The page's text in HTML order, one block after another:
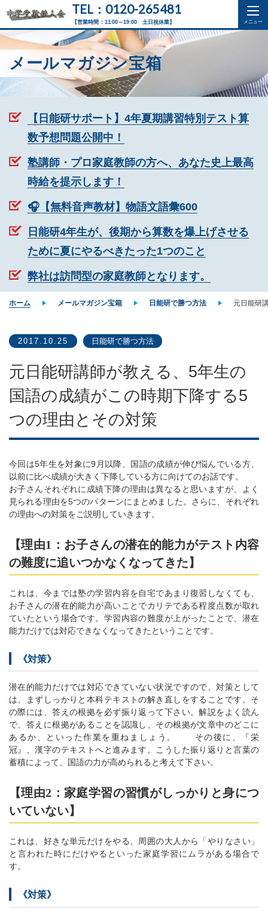
【営業時間：11:00～19:00 土日祝休業】
TEL：0120-265481
メールマガジン宝箱
【日能研サポート】4年夏期講習特別テスト算
数予想問題公開中！
塾講師・プロ家庭教師の方へ、あなた史上最高
時給を提示します！
🎧【無料音声教材】物語文語彙600
日能研4年生が、後期から算数を爆上げさせる
ために夏にやるべきたった1つのこと
弊社は訪問型の家庭教師となります。
ホーム メールマガジン宝箱 日能研で勝つ方法 元日能研
2017.10.25 日能研で勝つ方法
元日能研講師が教える、5年生の
国語の成績がこの時期下降する5
つの理由とその対策
今回は5年生を対象に9月以降、国語の成績が伸び悩んでいる方、
以前に比べ成績が大きく下降している方に向けてのお話です。
お子さんそれぞれに成績下降の理由は異なると思いますが、よく
見られる理由を5つのパターンにまとめました。さらに、それぞれ
の理由への対策をご説明していきます。
【理由1：お子さんの潜在的能力がテスト内容
の難度に追いつかなくなってきた】
これは、今までは塾の学習内容を自宅であまり復習しなくても、
お子さんの潜在的能力が高いことでカリテである程度点数が取れ
ていたという場合です。学習内容の難度が上がったことで、潜在
能力だけでは対応できなくなってきたということです。
《対策》
潜在的能力だけでは対応できていない状況ですので、対策として
は、まずしっかりと本科テキストの解き直しをすることです。そ
の際には、答えの根拠を必ず振り返って下さい。解説をよく読ん
で、答えに根拠があることを認識し、その根拠が文章中のどこに
あるか、といった作業を重ねましょう。 その後に、『栄
冠』、漢字のテキストへと進みます。こうした振り返りと言葉の
蓄積によって、国語の力が高められると考えて下さい。
【理由2：家庭学習の習慣がしっかりと身につ
いていない】
これは、好きな単元だけをやる、周囲の大人から「やりなさい」
と言われた時にだけやるといった家庭学習にムラがある場合で
す。
《対策》